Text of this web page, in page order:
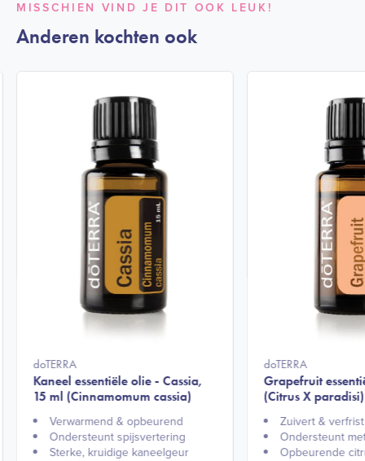
MISSCHIEN VIND JE DIT OOK LEUK!
Anderen kochten ook
doTERRA
Kaneel essentiële olie - Cassia,
15 ml (Cinnamomum cassia)
Verwarmend & opbeurend​
Ondersteunt spijsvertering​
Sterke, kruidige kaneelgeur​
doTERRA
Grapefruit
(Citrus X paradisi)
Zuivert & verfrist​
Ondersteunt
Opbeurende